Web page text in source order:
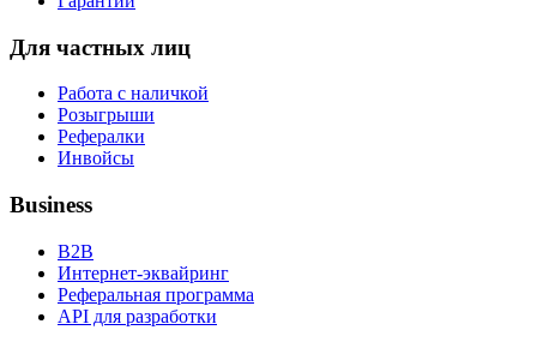
Для частных лиц
Работа с наличкой
Розыгрыши
Рефералки
Инвойсы
Business
B2B
Интернет-эквайринг
Реферальная программа
API для разработки